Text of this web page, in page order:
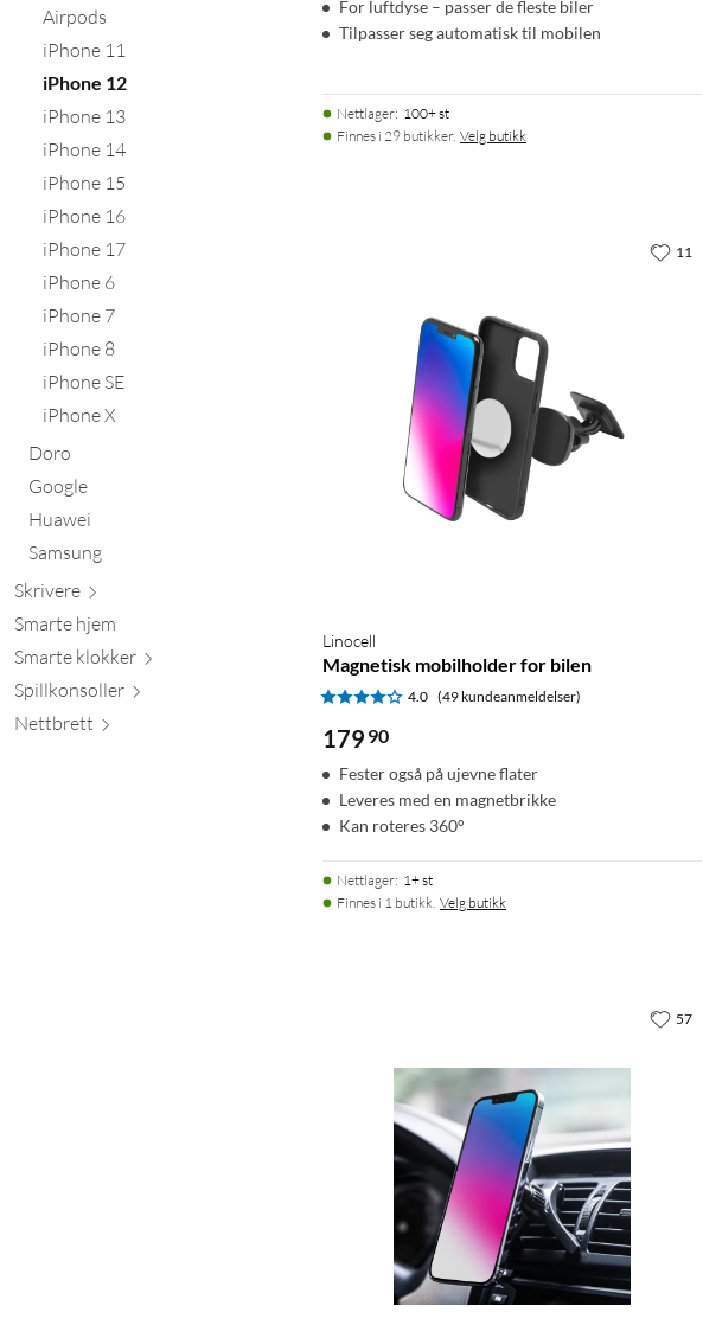
Airpods
iPhone 11
iPhone 12
iPhone 13
iPhone 14
iPhone 15
iPhone 16
iPhone 17
iPhone 6
iPhone 7
iPhone 8
iPhone SE
iPhone X
Doro
Google
Huawei
Samsung
Skrivere
Smarte hjem
Smarte klokker
Spillkonsoller
Nettbrett
For luftdyse – passer de fleste biler
Tilpasser seg automatisk til mobilen
Nettlager: 100+ st
Finnes i 29 butikker. Velg butikk
Linocell
Magnetisk mobilholder for bilen
4.0 (49 kundeanmeldelser)
179 90
Fester også på ujevne flater
Leveres med en magnetbrikke
Kan roteres 360°
Nettlager: 1+ st
Finnes i 1 butikk. Velg butikk
11
57